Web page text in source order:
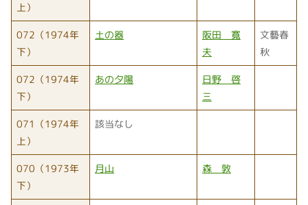
上）
072（1974年
下）
土の器
阪田 寛
夫
文藝春
秋
072（1974年
下）
あの夕陽
日野 啓
三
071（1974年
上）
該当なし
070（1973年
下）
月山 森 敦